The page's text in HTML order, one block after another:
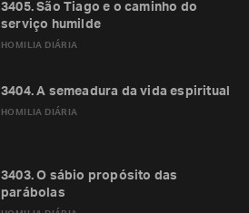
HOMILIA DIÁRIA
3405. São Tiago e o caminho do
serviço humilde
HOMILIA DIÁRIA
3404. A semeadura da vida espiritual
3403. O sábio propósito das
parábolas